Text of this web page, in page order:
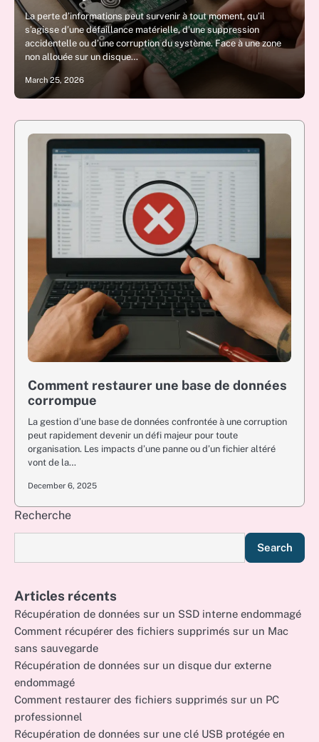
La perte d’informations peut survenir à tout moment, qu’il
s’agisse d’une défaillance matérielle, d’une suppression
accidentelle ou d’une corruption du système. Face à une zone
non allouée sur un disque…
March 25, 2026
Comment restaurer une base de données
corrompue
La gestion d’une base de données confrontée à une corruption
peut rapidement devenir un défi majeur pour toute
organisation. Les impacts d’une panne ou d’un fichier altéré
vont de la…
December 6, 2025
Recherche
Search
Articles récents
Récupération de données sur un SSD interne endommagé
Comment récupérer des fichiers supprimés sur un Mac
sans sauvegarde
Récupération de données sur un disque dur externe
endommagé
Comment restaurer des fichiers supprimés sur un PC
professionnel
Récupération de données sur une clé USB protégée en